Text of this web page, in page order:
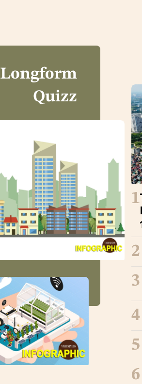
Longform
Quizz
1
2
3
4
5
6